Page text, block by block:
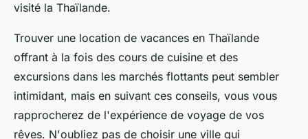
visité la Thaïlande.
Trouver une location de vacances en Thaïlande
offrant à la fois des cours de cuisine et des
excursions dans les marchés flottants peut sembler
intimidant, mais en suivant ces conseils, vous vous
rapprocherez de l'expérience de voyage de vos
rêves. N'oubliez pas de choisir une ville qui